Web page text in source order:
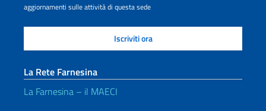
aggiornamenti sulle attività di questa sede
La Rete Farnesina
La Farnesina – il MAECI